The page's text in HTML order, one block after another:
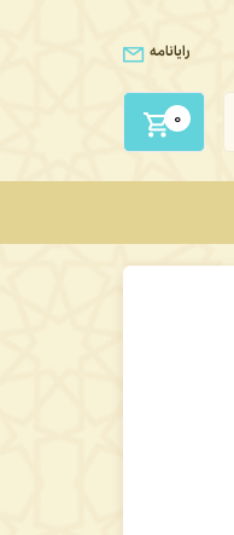
رایانامه
0